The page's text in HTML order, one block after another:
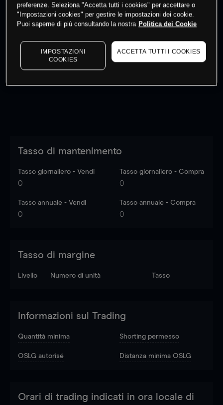
I prezzi sono solo indicativi. Accediper vedere gli ultimi
dati di mercato
to see latest market data
Tasso di mantenimento
Tasso giornaliero - Vendi
0
Tasso giornaliero - Compra
0
Tasso annuale - Vendi
0
Tasso annuale - Compra
0
Tasso di margine
Livello Numero di unità Tasso
Informazioni sul Trading
Quantità minima Shorting permesso
OSLG autorisé Distanza minima OSLG
Orari di trading indicati in ora locale di
preferenze. Seleziona "Accetta tutti i cookies" per accettare o
"Impostazioni cookies" per gestire le impostazioni dei cookie.
Puoi saperne di più consultando la nostra Politica dei Cookie
IMPOSTAZIONI
COOKIES
ACCETTA TUTTI I COOKIES